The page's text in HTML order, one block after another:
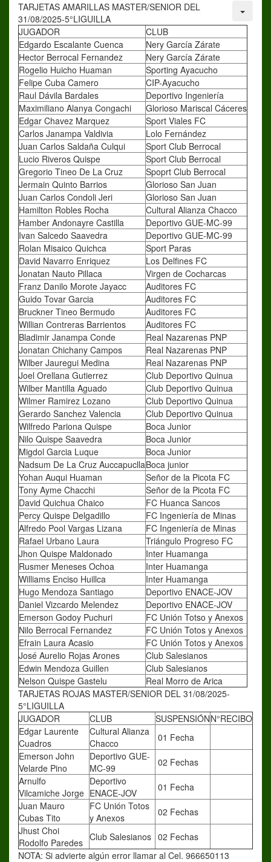
TARJETAS AMARILLAS MASTER/SENIOR DEL
31/08/2025-5°LIGUILLA
JUGADOR
CLUB
Edgardo Escalante Cuenca
Nery García Zárate
Hector Berrocal Fernandez
Nery García Zárate
Rogelio Huicho Huaman
Sporting Ayacucho
Felipe Cuba Camero
CIP-Ayacucho
Raul Dávila Bardales
Deportivo Ingeniería
Maximiliano Alanya Congachi
Glorioso Mariscal Cáceres
Edgar Chavez Marquez
Sport Viales FC
Carlos Janampa Valdivia
Lolo Fernández
Juan Carlos Saldaña Culqui
Sport Club Berrocal
Lucio Riveros Quispe
Sport Club Berrocal
Gregorio Tineo De La Cruz
Spoprt Club Berrocal
Jermain Quinto Barrios
Glorioso San Juan
Juan Carlos Condoli Jeri
Glorioso San Juan
Hamilton Robles Rocha
Cultural Alianza Chacco
Hamber Andonayre Castilla
Deportivo GUE-MC-99
Ivan Salcedo Saavedra
Deportivo GUE-MC-99
Rolan Misaico Quichca
Sport Paras
David Navarro Enriquez
Los Delfines FC
Jonatan Nauto Pillaca
Virgen de Cocharcas
Franz Danilo Morote Jayacc
Auditores FC
Guido Tovar Garcia
Auditores FC
Bruckner Tineo Bermudo
Auditores FC
Willian Contreras Barrientos
Auditores FC
Bladimir Janampa Conde
Real Nazarenas PNP
Jonatan Chichany Campos
Real Nazarenas PNP
Wilber Jauregui Medina
Real Nazarenas PNP
Joel Orellana Gutierrez
Club Deportivo Quinua
Wilber Mantilla Aguado
Club Deportivo Quinua
Wilmer Ramirez Lozano
Club Deportivo Quinua
Gerardo Sanchez Valencia
Club Deportivo Quinua
Wilfredo Pariona Quispe
Boca Junior
Nilo Quispe Saavedra
Boca Junior
Migdol Garcia Luque
Boca Junior
Nadsum De La Cruz AuccapucllaBoca junior
Yohan Auqui Huaman
Señor de la Picota FC
Tony Ayme Chacchi
Señor de la Picota FC
David Quichua Chaico
FC Huanca Sancos
Percy Quispe Delgadillo
FC Ingeniería de Minas
Alfredo Pool Vargas Lizana
FC Ingeniería de Minas
Rafael Urbano Laura
Triángulo Progreso FC
Jhon Quispe Maldonado
Inter Huamanga
Rusmer Meneses Ochoa
Inter Huamanga
Williams Enciso Huillca
Inter Huamanga
Hugo Mendoza Santiago
Deportivo ENACE-JOV
Daniel Vizcardo Melendez
Deportivo ENACE-JOV
Emerson Godoy Puchuri
FC Unión Totso y Anexos
Nilo Berrocal Fernandez
FC Unión Totos y Anexos
Efrain Laura Acasio
FC Unión Totos y Anexos
José Aurelio Rojas Arones
Club Salesianos
Edwin Mendoza Guillen
Club Salesianos
Nelson Quispe Gastelu
Real Morro de Arica
TARJETAS ROJAS MASTER/SENIOR DEL 31/08/2025-
5°LIGUILLA
JUGADOR
CLUB SUSPENSIÓNN°RECIBO
Edgar Laurente
Cuadros
Cultural Alianza
Chacco
01 Fecha
Emerson John
Velarde Pino
Deportivo GUE-
MC-99
02 Fechas
Arnulfo
Vilcamiche Jorge
Deportivo
ENACE-JOV
01 Fecha
Juan Mauro
Cubas Tito
FC Unión Totos
y Anexos
02 Fechas
Jhust Choi
Rodolfo Paredes Club Salesianos 02 Fechas
NOTA: Si advierte algún error llamar al Cel. 966650113